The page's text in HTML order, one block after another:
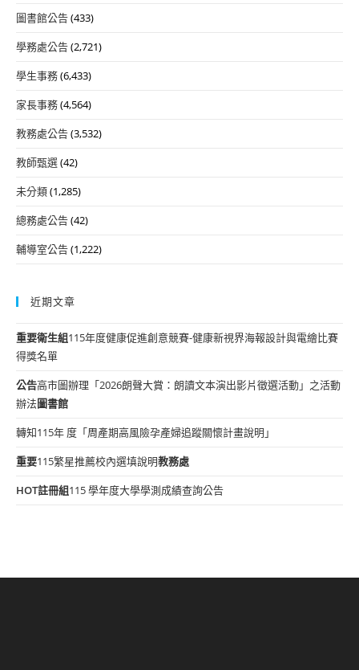
圖書館公告(433)
學務處公告(2,721)
學生事務(6,433)
家長事務(4,564)
教務處公告(3,532)
教師甄選(42)
未分類(1,285)
總務處公告(42)
輔導室公告(1,222)
近期文章
重要衛生組115年度健康促進創意競賽-健康新視界海報設計與電繪比賽
得獎名單
公告高市圖辦理「2026朗聲大賞：朗讀文本演出影片徵選活動」之活動
辦法圖書館
轉知115年 度「周產期高風險孕產婦追蹤關懷計畫說明」
重要115繁星推薦校內選填說明教務處
HOT註冊組115 學年度大學學測成績查詢公告